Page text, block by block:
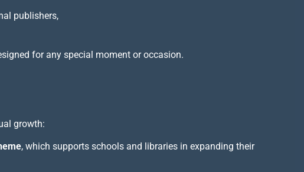
publishers,
for any special moment or occasion.
growth:
, which supports schools and libraries in expanding their